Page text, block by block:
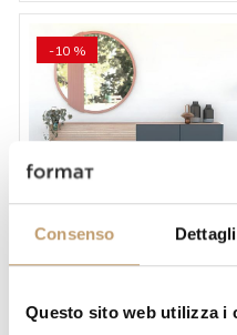
Consenso Dettagli
Questo sito web utilizza i
-10 %
Devina Nais
Meuble TV Composition L08